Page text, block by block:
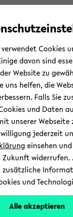
vermeiden
zum
wechseln
zum
wechseln
zum
wechseln
SFB
verwendet Cookies
davon sind
Website zu
uns helfen, die
Falls Sie
und Daten
unserer Webseite
jederzeit
einsehen
widerrufen.
zusätzliche
und
Alle akzeptieren